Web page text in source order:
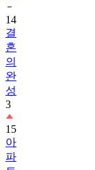
14
결
혼
의
완
성
3
15
아
파